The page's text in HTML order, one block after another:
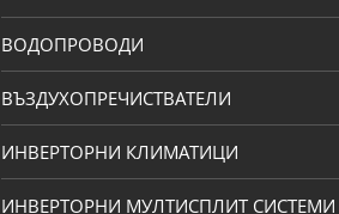
ВОДОПРОВОДИ
ВЪЗДУХОПРЕЧИСТВАТЕЛИ
ИНВЕРТОРНИ КЛИМАТИЦИ
ИНВЕРТОРНИ МУЛТИСПЛИТ СИСТЕМИ